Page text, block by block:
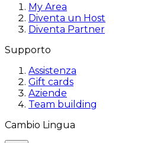
My Area
Diventa un Host
Diventa Partner
Supporto
Assistenza
Gift cards
Aziende
Team building
Cambio Lingua